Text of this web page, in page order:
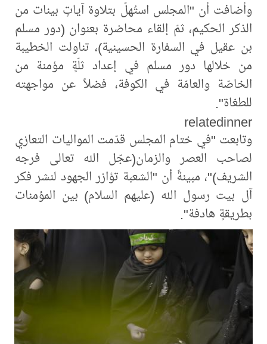
وأضافت أن "المجلس استُهلّ بتلاوة آياتٍ بينات من
الذكر الحكيم، ثمّ إلقاء محاضرة بعنوان (دور مسلم
بن عقيل في السفارة الحسينية)، تناولت الخطيبة
من خلالها دور مسلم في إعداد ثلّةٍ مؤمنة من
الخاصّة والعامّة في الكوفة، فضلاً عن مواجهته
للطغاة".
relatedinner
وتابعت "في ختام المجلس قدّمت المواليات التعازي
لصاحب العصر والزمان(عجّل الله تعالى فرجه
الشريف)"، مبينةً أن "الشعبة تؤازر الجهود لنشر فكر
آل بيت رسول الله (عليهم السلام) بين المؤمنات
بطريقةٍ هادفة".